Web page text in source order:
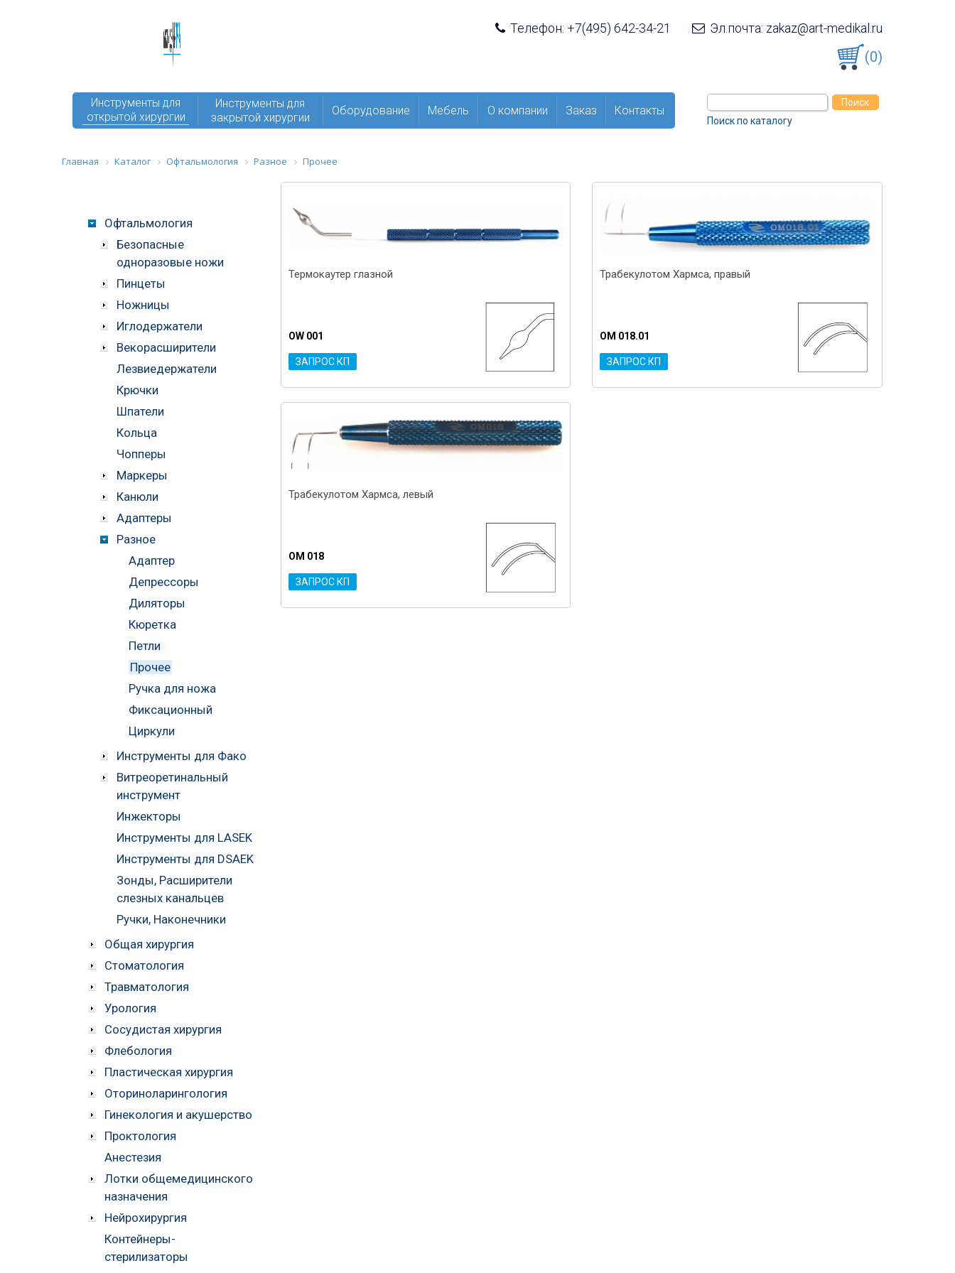
Телефон: +7(495) 642-34-21 Эл.почта: zakaz@art-medikal.ru
(0)
Инструменты для
открытой хирургии
Инструменты для
закрытой хирургии
Оборудование Мебель О компании Заказ Контакты
Поиск по каталогу
Главная Каталог Офтальмология Разное Прочее
Офтальмология
Безопасные
одноразовые ножи
Пинцеты
Ножницы
Иглодержатели
Векорасширители
Лезвиедержатели
Крючки
Шпатели
Кольца
Чопперы
Маркеры
Канюли
Адаптеры
Разное
Адаптер
Депрессоры
Диляторы
Кюретка
Петли
Прочее
Ручка для ножа
Фиксационный
Циркули
Инструменты для Фако
Витреоретинальный
инструмент
Инжекторы
Инструменты для LASEK
Инструменты для DSAEK
Зонды, Расширители
слезных канальцев
Ручки, Наконечники
Общая хирургия
Стоматология
Травматология
Урология
Сосудистая хирургия
Флебология
Пластическая хирургия
Оториноларингология
Гинекология и акушерство
Проктология
Анестезия
Лотки общемедицинского
назначения
Нейрохирургия
Контейнеры-
стерилизаторы
Термокаутер глазной
OW 001
ЗАПРОС КП
Трабекулотом Хармса, правый
OM 018.01
ЗАПРОС КП
Трабекулотом Хармса, левый
OM 018
ЗАПРОС КП